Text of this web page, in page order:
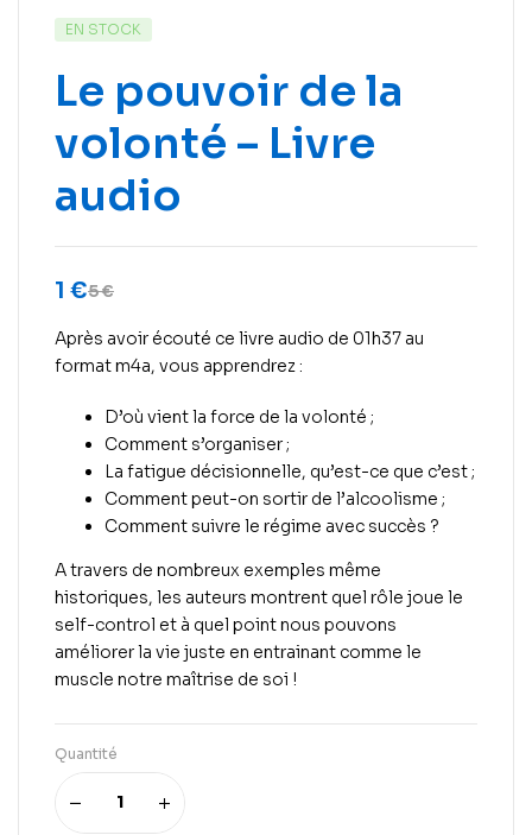
EN STOCK
Le pouvoir de la
volonté – Livre
audio
5€
1 €
Après avoir écouté ce livre audio de 01h37 au
format m4a, vous apprendrez :
D’où vient la force de la volonté ;
Comment s’organiser ;
La fatigue décisionnelle, qu’est-ce que c’est ;
Comment peut-on sortir de l’alcoolisme ;
Comment suivre le régime avec succès ?
A travers de nombreux exemples même
historiques, les auteurs montrent quel rôle joue le
self-control et à quel point nous pouvons
améliorer la vie juste en entrainant comme le
muscle notre maîtrise de soi !
Quantité